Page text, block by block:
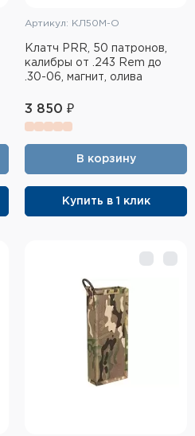
Артикул: КЛ50М-О
Клатч PRR, 50 патронов,
калибры от .243 Rem до
.30-06, магнит, олива
3 850 ₽
В корзину
Купить в 1 клик